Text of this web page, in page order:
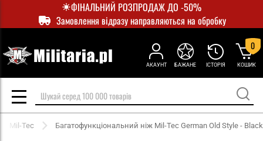
ФІНАЛЬНИЙ РОЗПРОДАЖ ДО -50%
Замовлення відразу направляються на обробку
АКАУНТ ІСТОРІЯ
БАЖАНЕ КОШИК
0
Mil-Tec Багатофункціональний ніж Mil-Tec German Old Style - Black